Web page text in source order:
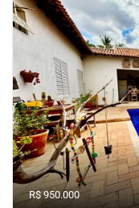
R$ 950.000